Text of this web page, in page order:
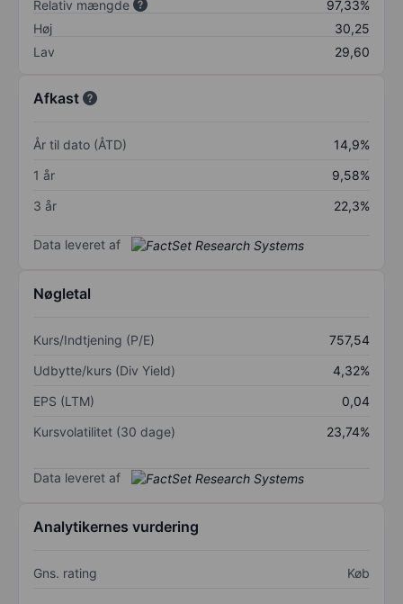
Relativ mængde
97,33%
Høj
30,25
Lav
29,60
Afkast
År til dato (ÅTD)
14,9%
1 år
9,58%
3 år
22,3%
Data leveret af
Nøgletal
Kurs/Indtjening (P/E)
757,54
Udbytte/kurs (Div Yield)
4,32%
EPS (LTM)
0,04
Kursvolatilitet (30 dage)
23,74%
Data leveret af
Analytikernes vurdering
Gns. rating Køb